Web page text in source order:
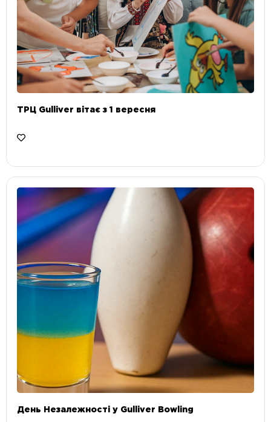
ТРЦ Gulliver вітає з 1 вересня
День Незалежності у Gulliver Bowling